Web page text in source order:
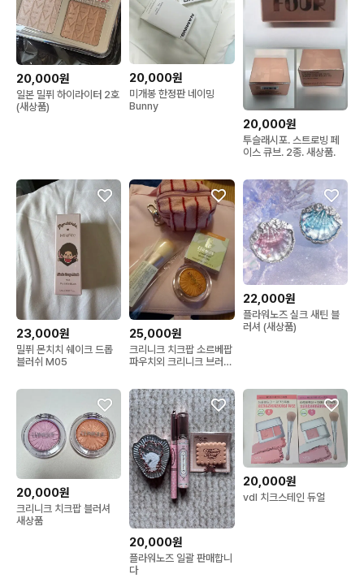
20,000원
일본 밀퓌 하이라이터 2호
(새상품)
20,000원
미개봉 한정판 네이밍
Bunny
20,000원
투슬래시포. 스트로빙 페
이스 큐브. 2종. 새상품.
23,000원
밀퓌 몬치치 쉐이크 드롭
블러쉬 M05
25,000원
크리니크 치크팝 소르베팝
파우치외 크리니크 브러쉬
22,000원
플라워노즈 실크 새틴 블
러셔 (새상품)
20,000원
크리니크 치크팝 블러셔
새상품
20,000원
플라워노즈 일괄 판매합니
다
20,000원
vdl 치크스테인 듀얼